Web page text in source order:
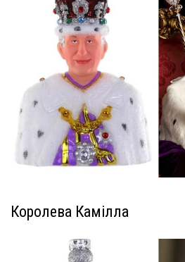
Королева Камілла